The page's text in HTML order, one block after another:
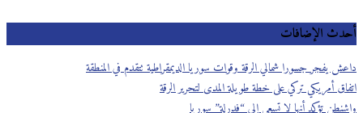
أحدث الإضافات
داعش يفجر جسورا شمالي الرقة وقوات سوريا الديمقراطية تتقدم في المنطقة
اتفاق أمريكي تركي على خطة طويلة المدى لتحرير الرقة
واشنطن تؤكد أنها لا تسعى إلى “فدرلة” سوريا